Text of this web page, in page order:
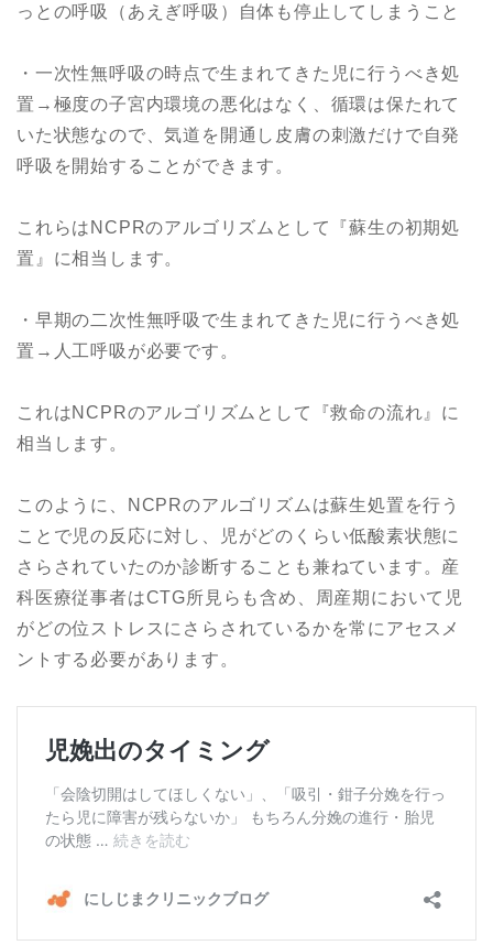
っとの呼吸（あえぎ呼吸）自体も停止してしまうこと
・一次性無呼吸の時点で生まれてきた児に行うべき処
置→極度の子宮内環境の悪化はなく、循環は保たれて
いた状態なので、気道を開通し皮膚の刺激だけで自発
呼吸を開始することができます。
これらはNCPRのアルゴリズムとして『蘇生の初期処
置』に相当します。
・早期の二次性無呼吸で生まれてきた児に行うべき処
置→人工呼吸が必要です。
これはNCPRのアルゴリズムとして『救命の流れ』に
相当します。
このように、NCPRのアルゴリズムは蘇生処置を行う
ことで児の反応に対し、児がどのくらい低酸素状態に
さらされていたのか診断することも兼ねています。産
科医療従事者はCTG所見らも含め、周産期において児
がどの位ストレスにさらされているかを常にアセスメ
ントする必要があります。